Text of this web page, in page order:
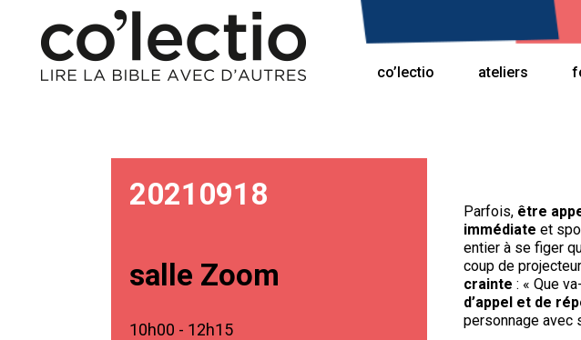
co’lectio ateliers
20210918
salle Zoom
10h00 - 12h15
Parfois, être
immédiate et
entier à se figer
coup de
crainte : « Que
d’appel et de
personnage avec